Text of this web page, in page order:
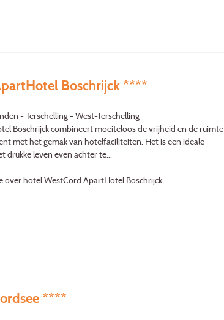
Boschrijck ****
- Terschelling - West-Terschelling
Boschrijck combineert moeiteloos de vrijheid en de ruimte
met het gemak van hotelfaciliteiten. Het is een ideale
drukke leven even achter te...
over hotel WestCord ApartHotel Boschrijck
****